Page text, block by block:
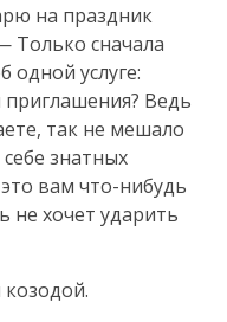
на праздник
Только сначала
одной услуге:
приглашения? Ведь
так не мешало
знатных
вам что-нибудь
не хочет ударить